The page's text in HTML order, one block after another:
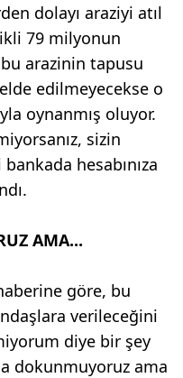
dolayı araziyi atıl
79 milyonun
arazinin tapusu
edilmeyecekse o
oynanmış oluyor.
sizin
hesabınıza
AMA...
göre, bu
verileceğini
diye bir şey
dokunmuyoruz ama